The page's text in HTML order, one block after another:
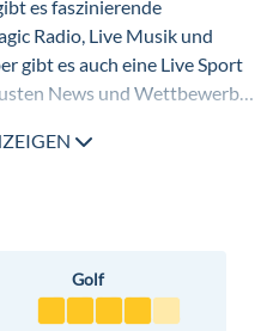
es faszinierende
Radio, Live Musik und
gibt es auch eine Live Sport
News und Wettbewerbe
Party.
Golf